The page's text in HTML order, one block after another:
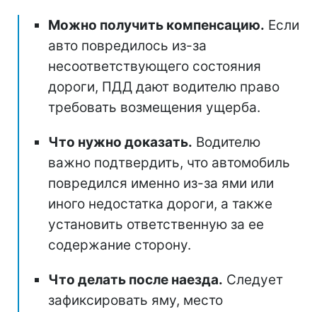
Можно получить компенсацию. Если
авто повредилось из-за
несоответствующего состояния
дороги, ПДД дают водителю право
требовать возмещения ущерба.
Что нужно доказать. Водителю
важно подтвердить, что автомобиль
повредился именно из-за ями или
иного недостатка дороги, а также
установить ответственную за ее
содержание сторону.
Что делать после наезда. Следует
зафиксировать яму, место